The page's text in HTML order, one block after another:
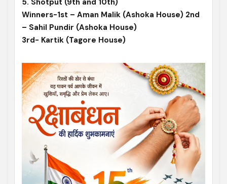
5. Shotput (9th and 10th)
Winners-1st – Aman Malik (Ashoka House) 2nd
– Sahil Pundir (Ashoka House)
3rd- Kartik (Tagore House)